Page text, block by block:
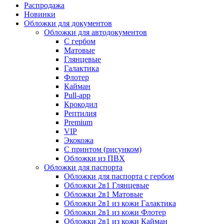
Распродажа
Новинки
Обложки для документов
Обложки для автодокументов
С гербом
Матовые
Глянцевые
Галактика
Флотер
Кайман
Pull-app
Крокодил
Рептилия
Premium
VIP
Экокожа
С принтом (рисунком)
Обложки из ПВХ
Обложки для паспорта
Обложки для паспорта с гербом
Обложки 2в1 Глянцевые
Обложки 2в1 Матовые
Обложки 2в1 из кожи Галактика
Обложки 2в1 из кожи Флотер
Обложки 2в1 из кожи Кайман